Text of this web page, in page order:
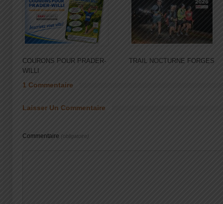
COURONS POUR PRADER-
WILLI
TRAIL NOCTURNE FORGES
1 Commentaire
Laisser Un Commentaire
Commentaire (obligatoire)